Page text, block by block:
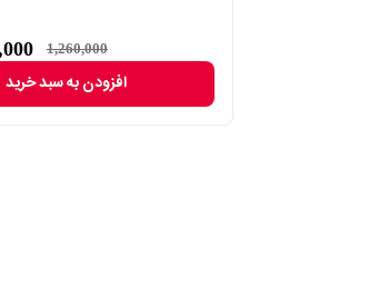
1,260,000
افزودن به سبد خرید